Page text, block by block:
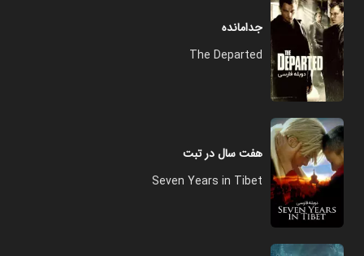
جدامانده
The Departed
هفت سال در تبت
Seven Years in Tibet